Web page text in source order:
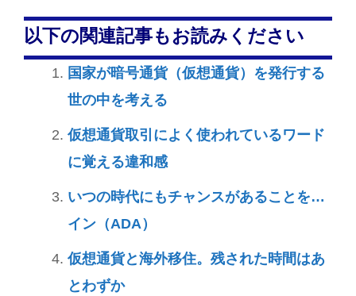
以下の関連記事もお読みください
国家が暗号通貨（仮想通貨）を発行する
世の中を考える
仮想通貨取引によく使われているワード
に覚える違和感
いつの時代にもチャンスがあることを…
イン（ADA）
仮想通貨と海外移住。残された時間はあ
とわずか